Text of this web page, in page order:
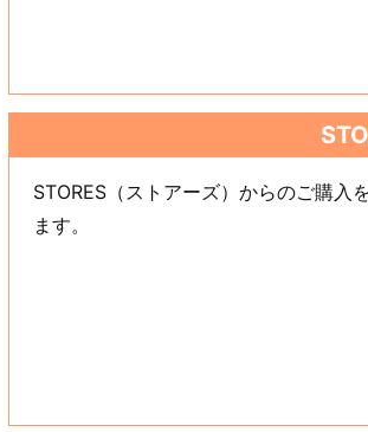
STORES（ストアーズ）からのご購入
ます。